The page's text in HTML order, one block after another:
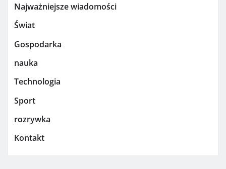
Najważniejsze wiadomości
Świat
Gospodarka
nauka
Technologia
Sport
rozrywka
Kontakt